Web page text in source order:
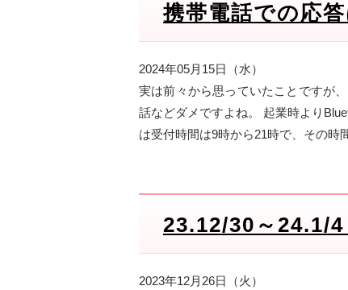
携帯電話での応答
2024年05月15日（水）
実は前々から思っていたことですが
話などダメですよね。 起業時より
は受付時間は9時から21時で、その時
23.12/30～24.1/
2023年12月26日（火）